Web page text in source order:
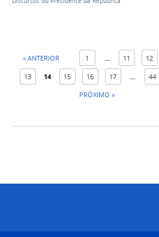
« ANTERIOR 1 ... 11 12
13 14 15 16 17 ...
44
PRÓXIMO »